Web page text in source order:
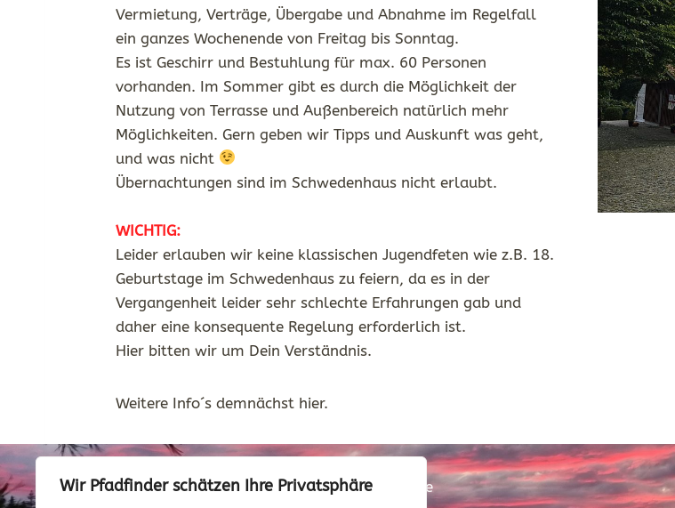
Wir Pfadfinder schätzen Ihre Privatsphäre
Vermietung, Verträge, Übergabe und Abnahme im Regelfall
ein ganzes Wochenende von Freitag bis Sonntag.
Es ist Geschirr und Bestuhlung für max. 60 Personen
vorhanden. Im Sommer gibt es durch die Möglichkeit der
Nutzung von Terrasse und Außenbereich natürlich mehr
Möglichkeiten. Gern geben wir Tipps und Auskunft was geht,
und was nicht
Übernachtungen sind im Schwedenhaus nicht erlaubt.
WICHTIG:
Leider erlauben wir keine klassischen Jugendfeten wie z.B. 18.
Geburtstage im Schwedenhaus zu feiern, da es in der
Vergangenheit leider sehr schlechte Erfahrungen gab und
daher eine konsequente Regelung erforderlich ist.
Hier bitten wir um Dein Verständnis.
Weitere Info´s demnächst hier.
Home Kontakt Impressum Datenschutzhinweise